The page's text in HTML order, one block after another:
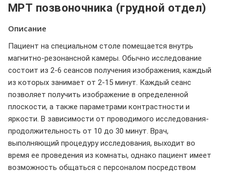
МРТ позвоночника (грудной отдел)
Описание
Пациент на специальном столе помещается внутрь
магнитно-резонансной камеры. Обычно исследование
состоит из 2-6 сеансов получения изображения, каждый
из которых занимает от 2-15 минут. Каждый сеанс
позволяет получить изображение в определенной
плоскости, а также параметрами контрастности и
яркости. В зависимости от проводимого исследования-
продолжительность от 10 до 30 минут. Врач,
выполняющий процедуру исследования, выходит во
время ее проведения из комнаты, однако пациент имеет
возможность общаться с персоналом посредством